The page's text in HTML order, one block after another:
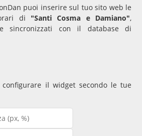
puoi inserire sul tuo sito web le
di "Santi Cosma e Damiano",
sincronizzati con il database di
configurare il widget secondo le tue